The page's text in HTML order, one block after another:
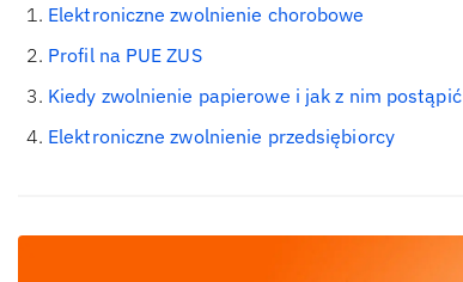
Elektroniczne zwolnienie chorobowe
Profil na PUE ZUS
Kiedy zwolnienie papierowe i jak z nim postąpić
Elektroniczne zwolnienie przedsiębiorcy